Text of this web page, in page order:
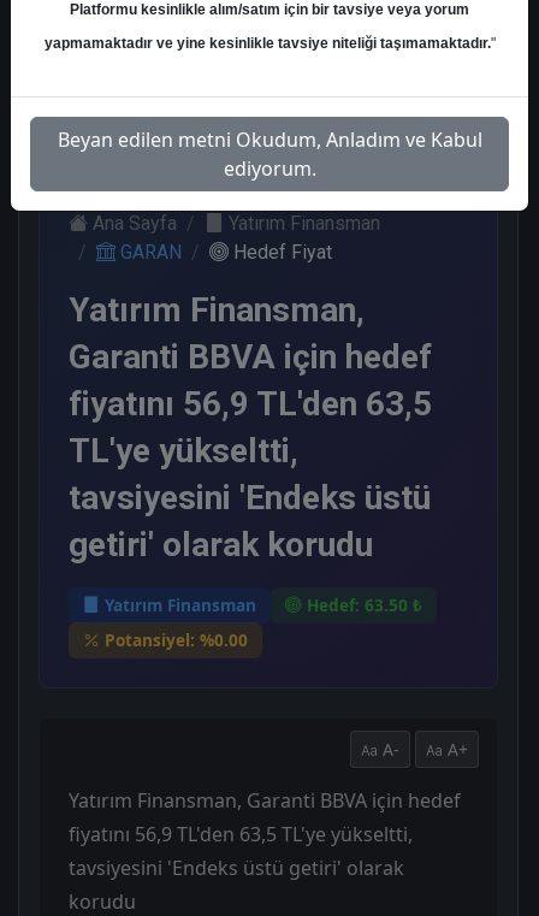
11 1
Get.
7 1 1
Salı, 31 Ekim 2023
Ana Sayfa
Yatırım Finansman
GARAN
Hedef Fiyat
Yatırım Finansman,
Garanti BBVA için hedef
fiyatını 56,9 TL'den 63,5
TL'ye yükseltti,
tavsiyesini 'Endeks üstü
getiri' olarak korudu
Yatırım Finansman
Hedef: 63.50 ₺
Potansiyel: %0.00
A- A+
Yatırım Finansman, Garanti BBVA için hedef
fiyatını 56,9 TL'den 63,5 TL'ye yükseltti,
tavsiyesini 'Endeks üstü getiri' olarak
korudu
Platformu kesinlikle alım/satım için bir tavsiye veya yorum
yapmamaktadır ve yine kesinlikle tavsiye niteliği taşımamaktadır."
Beyan edilen metni Okudum, Anladım ve Kabul
ediyorum.